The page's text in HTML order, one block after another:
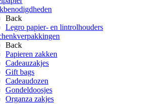
Back
Legro papier- en lintrolhouders
Back
Papieren zakken
Cadeauzakjes
Gift bags
Cadeaudozen
Gondeldoosjes
Organza zakjes